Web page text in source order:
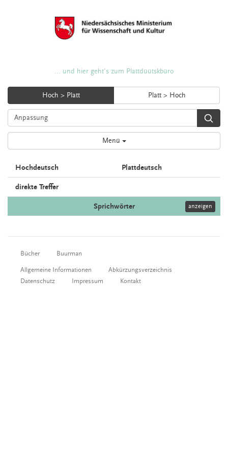
... und hier geht's zum Plattdüütskbüro
Hoch > Platt Platt > Hoch
Menü
Hochdeutsch Plattdeutsch
direkte Treffer
Sprichwörter anzeigen
Bücher Buurman
Allgemeine Informationen
Abkürzungsverzeichnis
Datenschutz
Impressum Kontakt